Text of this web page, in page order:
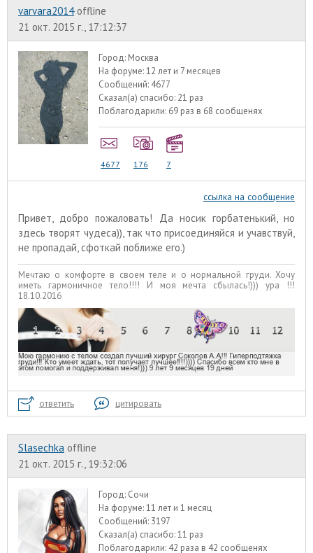
varvara2014 offline
21 окт. 2015 г., 17:12:37
Город: Москва
На форуме:12 лет и 7 месяцев
Сообщений: 4677
Сказал(а) спасибо: 21 раз
Поблагодарили: 69 раз в 68 сообщенях
4677 176 7
ссылка на сообщение
Привет, добро пожаловать! Да носик горбатенький, но
здесь творят чудеса)), так что присоединяйся и учавствуй,
не пропадай, сфоткай поближе его.)
Мечтаю о комфорте в своем теле и о нормальной груди. Хочу
иметь гармоничное тело!!!! И моя мечта сбылась!))) ура !!!
18.10.2016
ответить цитировать
Slasechka offline
21 окт. 2015 г., 19:32:06
Город: Сочи
На форуме:11 лет и 1 месяц
Сообщений: 3197
Сказал(а) спасибо:11 раз
Поблагодарили: 42 раза в 42 сообщенях